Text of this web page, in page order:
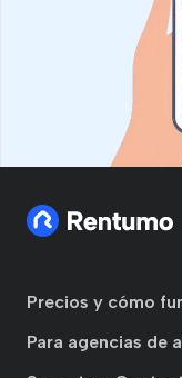
Precios y cómo
Para agencias de